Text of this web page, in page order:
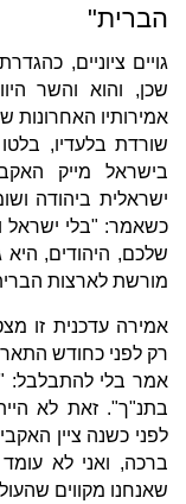
הברית"
גויים ציוניים,
שכן, והוא והשר
אמירותיו
שורדת בלעדיו,
בישראל מייק
ישראלית ביהודה
כשאמר: "בלי ישראל
שלכם, היהודים,
מורשת לארצות
אמירה עדכנית זו
רק לפני כחודש
אמר בלי להתבלבל:
בתנ"ך". זאת לא
לפני כשנה ציין
ברכה, ואני לא
שאנחנו מקווים